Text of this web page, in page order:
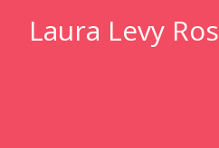
Laura Levy Ros